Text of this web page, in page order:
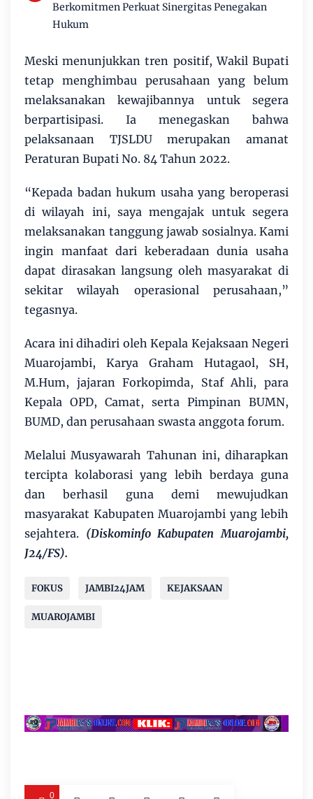
Berkomitmen Perkuat Sinergitas Penegakan
Hukum
Meski menunjukkan tren positif, Wakil Bupati
tetap menghimbau perusahaan yang belum
melaksanakan kewajibannya untuk segera
berpartisipasi. Ia menegaskan bahwa
pelaksanaan TJSLDU merupakan amanat
Peraturan Bupati No. 84 Tahun 2022.
“Kepada badan hukum usaha yang beroperasi
di wilayah ini, saya mengajak untuk segera
melaksanakan tanggung jawab sosialnya. Kami
ingin manfaat dari keberadaan dunia usaha
dapat dirasakan langsung oleh masyarakat di
sekitar wilayah operasional perusahaan,”
tegasnya.
Acara ini dihadiri oleh Kepala Kejaksaan Negeri
Muarojambi, Karya Graham Hutagaol, SH,
M.Hum, jajaran Forkopimda, Staf Ahli, para
Kepala OPD, Camat, serta Pimpinan BUMN,
BUMD, dan perusahaan swasta anggota forum.
Melalui Musyawarah Tahunan ini, diharapkan
tercipta kolaborasi yang lebih berdaya guna
dan berhasil guna demi mewujudkan
masyarakat Kabupaten Muarojambi yang lebih
sejahtera. (Diskominfo Kabupaten Muarojambi,
J24/FS).
FOKUS JAMBI24JAM KEJAKSAAN
MUAROJAMBI
0